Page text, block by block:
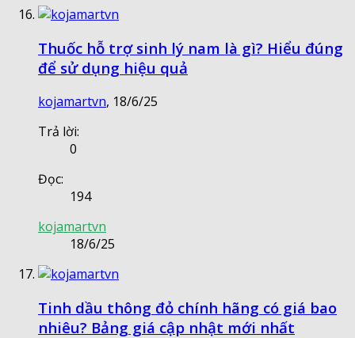
Thuốc hỗ trợ sinh lý nam là gì? Hiểu đúng
để sử dụng hiệu quả
kojamartvn, 18/6/25
Trả lời:
0
Đọc:
194
kojamartvn
18/6/25
Tinh dầu thông đỏ chính hãng có giá bao
nhiêu? Bảng giá cập nhật mới nhất